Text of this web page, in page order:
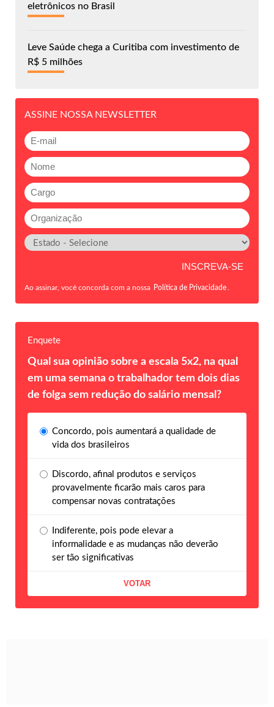
eletrônicos no Brasil
Leve Saúde chega a Curitiba com investimento de
R$ 5 milhões
ASSINE NOSSA NEWSLETTER
Ao assinar, você concorda com a nossa Política de Privacidade
Enquete
Qual sua opinião sobre a escala 5x2, na qual
em uma semana o trabalhador tem dois dias
de folga sem redução do salário mensal?
Concordo, pois aumentará a qualidade de
vida dos brasileiros
Discordo, afinal produtos e serviços
provavelmente ficarão mais caros para
compensar novas contratações
Indiferente, pois pode elevar a
informalidade e as mudanças não deverão
ser tão significativas